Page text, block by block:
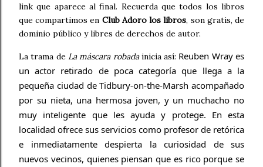
link que aparece al final. Recuerda que todos los libros
que compartimos en Club Adoro los libros, son gratis, de
dominio público y libres de derechos de autor.
La trama de La máscara robadainicia así: Reuben Wray es
un actor retirado de poca categoría que llega a la
pequeña ciudad de Tidbury-on-the-Marsh acompañado
por su nieta, una hermosa joven, y un muchacho no
muy inteligente que les ayuda y protege. En esta
localidad ofrece sus servicios como profesor de retórica
e inmediatamente despierta la curiosidad de sus
nuevos vecinos, quienes piensan que es rico porque se